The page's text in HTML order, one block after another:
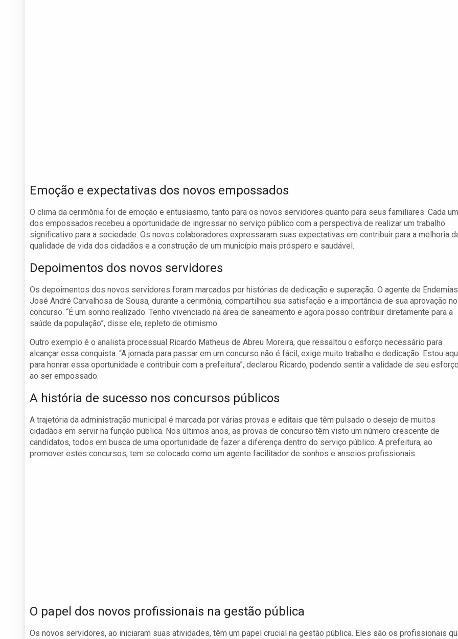
Emoção e expectativas dos novos empossados
O clima da cerimônia foi de emoção e entusiasmo, tanto para os novos servidores quanto para seus familiares. Cada um
dos empossados recebeu a oportunidade de ingressar no serviço público com a perspectiva de realizar um trabalho
significativo para a sociedade. Os novos colaboradores expressaram suas expectativas em contribuir para a melhoria
qualidade de vida dos cidadãos e a construção de um município mais próspero e saudável.
Depoimentos dos novos servidores
Os depoimentos dos novos servidores foram marcados por histórias de dedicação e superação. O agente de Endemias
José André Carvalhosa de Sousa, durante a cerimônia, compartilhou sua satisfação e a importância de sua aprovação no
concurso. “É um sonho realizado. Tenho vivenciado na área de saneamento e agora posso contribuir diretamente para a
saúde da população”, disse ele, repleto de otimismo.
Outro exemplo é o analista processual Ricardo Matheus de Abreu Moreira, que ressaltou o esforço necessário para
alcançar essa conquista. “A jornada para passar em um concurso não é fácil, exige muito trabalho e dedicação. Estou
para honrar essa oportunidade e contribuir com a prefeitura”, declarou Ricardo, podendo sentir a validade de seu
ao ser empossado.
A história de sucesso nos concursos públicos
A trajetória da administração municipal é marcada por várias provas e editais que têm pulsado o desejo de muitos
cidadãos em servir na função pública. Nos últimos anos, as provas de concurso têm visto um número crescente de
candidatos, todos em busca de uma oportunidade de fazer a diferença dentro do serviço público. A prefeitura, ao
promover estes concursos, tem se colocado como um agente facilitador de sonhos e anseios profissionais.
O papel dos novos profissionais na gestão pública
Os novos servidores, ao iniciaram suas atividades, têm um papel crucial na gestão pública. Eles são os profissionais